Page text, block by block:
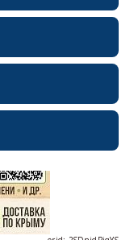
erid: 2SDnjcrDNw6
erid: 2SDnjdPjgYS